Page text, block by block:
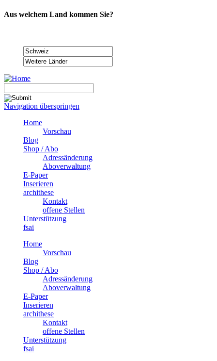
Aus welchem Land kommen Sie?
Navigation überspringen
Home
Vorschau
Blog
Shop / Abo
Adressänderung
Aboverwaltung
E-Paper
Inserieren
archithese
Kontakt
offene Stellen
Unterstützung
fsai
Home
Vorschau
Blog
Shop / Abo
Adressänderung
Aboverwaltung
E-Paper
Inserieren
archithese
Kontakt
offene Stellen
Unterstützung
fsai